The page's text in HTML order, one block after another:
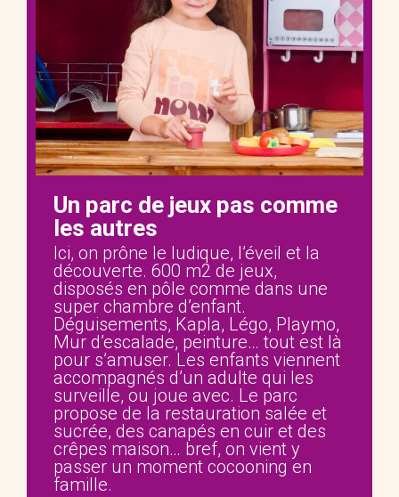
Un parc de jeux pas comme
les autres
Ici, on prône le ludique, l’éveil et la
découverte. 600 m2 de jeux,
disposés en pôle comme dans une
super chambre d’enfant.
Déguisements, Kapla, Légo, Playmo,
Mur d’escalade, peinture… tout est là
pour s’amuser. Les enfants viennent
accompagnés d’un adulte qui les
surveille, ou joue avec. Le parc
propose de la restauration salée et
sucrée, des canapés en cuir et des
crêpes maison… bref, on vient y
passer un moment cocooning en
famille.